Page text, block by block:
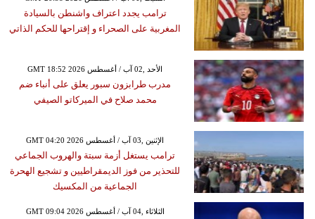
ترامب يجدد اعتراف واشنطن بالسيادة
المغربية على الصحراء و إقتراحها للحكم الذاتي
GMT 18:52 2026 الأحد ,02 آب / أغسطس
مدرب طرابزون سبور يعلق على أنباء ضم
محمد صلاح في الميركاتو الصيفي
GMT 04:20 2026 الإثنين ,03 آب / أغسطس
ترامب يستغل أزمة سبتة والهروب الجماعي
للتحذير من فوز الديمقراطيين و تشجيع الهحرة
الجماعية من المكسيك
GMT 09:04 2026 الثلاثاء ,04 آب / أغسطس